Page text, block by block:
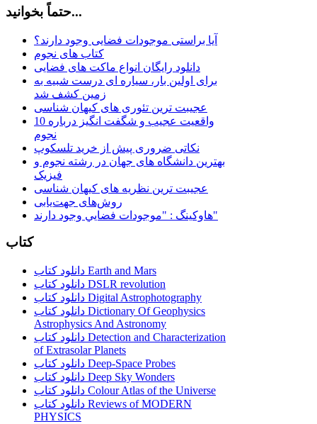
حتماً بخوانید...
آیا براستی موجودات فضایی وجود دارند؟
کتاب های نجوم
دانلود رایگان انواع ماکت های فضایی
برای اولین بار، سیاره ای درست شبیه به
زمین کشف شد
عجیبت ترین تئوری های کیهان شناسی
10 واقعیت عجیب و شگفت انگیز درباره
نجوم
نکاتی ضروری پیش از خرید تلسکوپ
بهترین دانشگاه های جهان در رشته نجوم و
فیزیک
عجیبت ترین نظریه های کیهان شناسی
روش‌های جهت‌یابی
هاوكينگ : "موجودات فضايي وجود دارند"
کتاب
دانلود کتاب Earth and Mars
دانلود کتاب DSLR revolution
دانلود کتاب Digital Astrophotography
دانلود کتاب Dictionary Of Geophysics
Astrophysics And Astronomy
دانلود کتاب Detection and Characterization
of Extrasolar Planets
دانلود کتاب Deep-Space Probes
دانلود کتاب Deep Sky Wonders
دانلود کتاب Colour Atlas of the Universe
دانلود کتاب Reviews of MODERN
PHYSICS